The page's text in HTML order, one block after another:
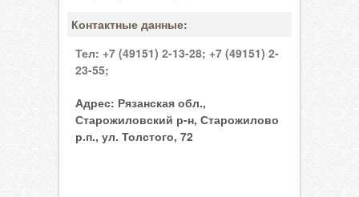
Контактные данные:
Тел: +7 (49151) 2-13-28; +7 (49151) 2-
23-55;
Адрес: Рязанская обл.,
Старожиловский р-н, Старожилово
р.п., ул. Толстого, 72